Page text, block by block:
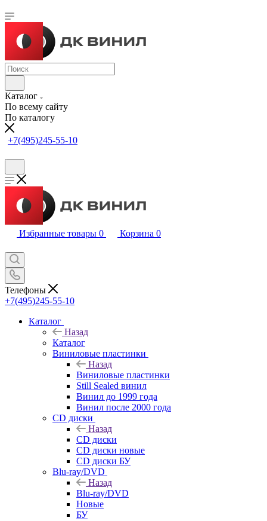
Каталог
По всему сайту
По каталогу
+7(495)245-55-10
Избранные товары 0 Корзина 0
Телефоны
+7(495)245-55-10
Каталог
Назад
Каталог
Виниловые пластинки
Назад
Виниловые пластинки
Still Sealed винил
Винил до 1999 года
Винил после 2000 года
CD диски
Назад
CD диски
CD диски новые
CD диски БУ
Blu-ray/DVD
Назад
Blu-ray/DVD
Новые
БУ